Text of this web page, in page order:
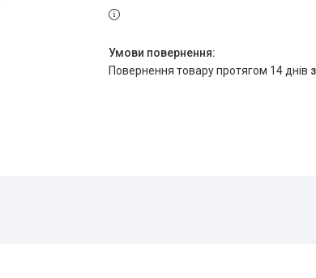
повернення товару протягом 14 днів